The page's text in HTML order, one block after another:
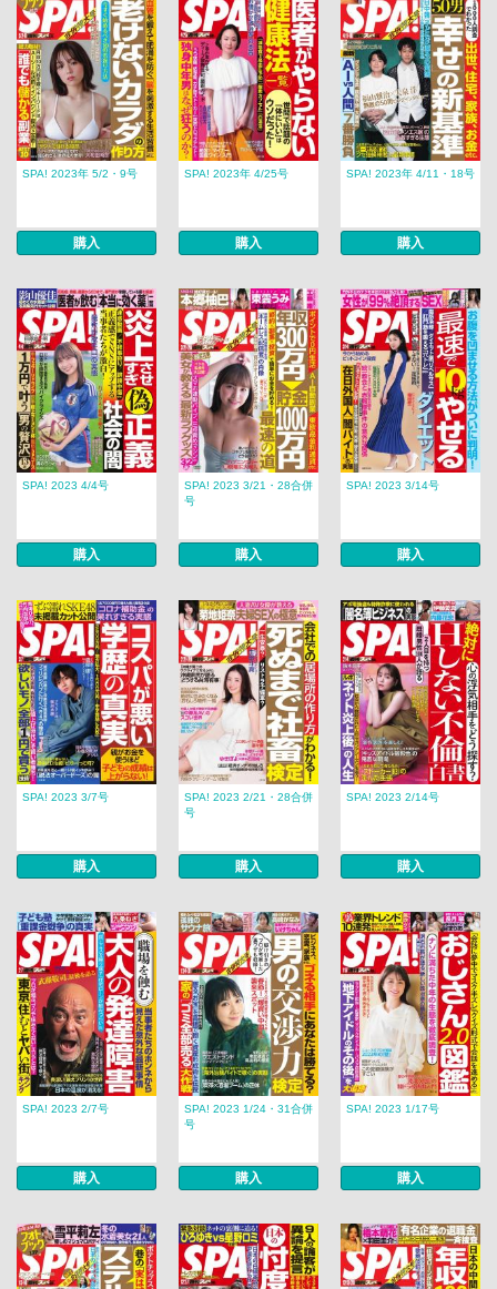
SPA! 2023年 5/2・9号
購入
SPA! 2023年 4/25号
購入
SPA! 2023年 4/11・18号
購入
SPA! 2023 4/4号
購入
SPA! 2023 3/21・28合併
号
購入
SPA! 2023 3/14号
購入
SPA! 2023 3/7号
購入
SPA! 2023 2/21・28合併
号
購入
SPA! 2023 2/14号
購入
SPA! 2023 2/7号
購入
SPA! 2023 1/24・31合併
号
購入
SPA! 2023 1/17号
購入